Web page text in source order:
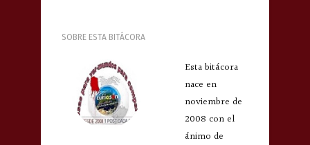
SOBRE ESTA BITÁCORA
Esta bitácora
nace en
noviembre de
2008 con el
ánimo de